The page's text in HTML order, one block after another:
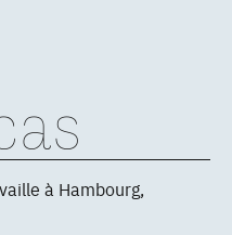
à Hambourg,